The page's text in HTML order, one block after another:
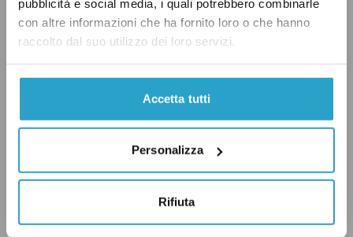
pubblicità e social media, i quali potrebbero combinarle
con altre informazioni che ha fornito loro o che hanno
raccolto dal suo utilizzo dei loro servizi.
Accetta tutti
Personalizza
Rifiuta
detentori dei nostri titoli di Stato iniziano a
venderli facendone diminuire il prezzo e, di
conseguenza, il tasso di interesse, anche
l’emissione di nuovi titoli dovrà adeguarsi.
L’effetto dello spread sui titoli a scadenza
breve